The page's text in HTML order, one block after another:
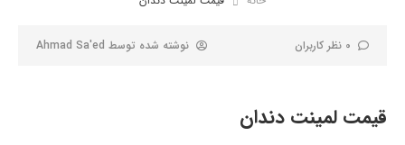
0 نظر کاربران نوشته شده توسط Ahmad Sa'ed
قیمت لمینت دندان